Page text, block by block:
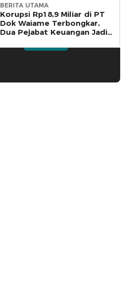
BERITA UTAMA
Korupsi Rp18,9 Miliar di PT
Dok Waiame Terbongkar,
Dua Pejabat Keuangan Jadi